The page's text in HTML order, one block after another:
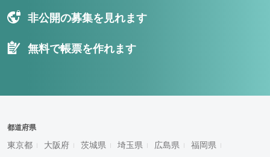
非公開の募集を見れます
無料で帳票を作れます
都道府県
東京都 大阪府 茨城県 埼玉県 広島県 福岡県